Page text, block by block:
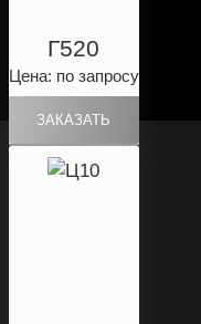
Г520
Цена: по запросу